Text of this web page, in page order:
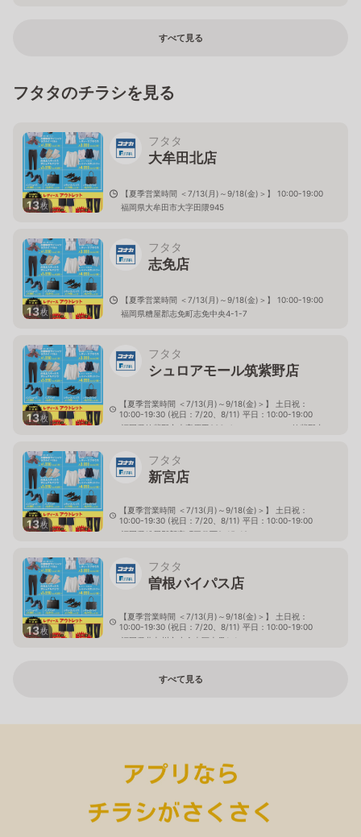
すべて見る
フタタのチラシを見る
13枚
フタタ
大牟田北店
【夏季営業時間 ＜7/13(月)～9/18(金)＞】 10:00-19:00
福岡県大牟田市大字田隈945
13枚
フタタ
志免店
【夏季営業時間 ＜7/13(月)～9/18(金)＞】 10:00-19:00
福岡県糟屋郡志免町志免中央4-1-7
13枚
フタタ
シュロアモール筑紫野店
【夏季営業時間 ＜7/13(月)～9/18(金)＞】 土日祝：
10:00-19:30 (祝日：7/20、8/11) 平日：10:00-19:00
福岡県筑紫野市大字原田836-4 シュロアモール筑紫野内
13枚
フタタ
新宮店
【夏季営業時間 ＜7/13(月)～9/18(金)＞】 土日祝：
10:00-19:30 (祝日：7/20、8/11) 平日：10:00-19:00
福岡県糟屋郡新宮町三代西2-15-12
13枚
フタタ
曽根バイパス店
【夏季営業時間 ＜7/13(月)～9/18(金)＞】 土日祝：
10:00-19:30 (祝日：7/20、8/11) 平日：10:00-19:00
福岡県北九州市小倉南区上貫1-1
すべて見る